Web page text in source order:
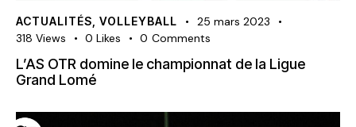
ACTUALITÉS VOLLEYBALL
25 mars 2023
318 Views 0 Likes 0 Comments
L’AS OTR domine le championnat de la Ligue
Grand Lomé